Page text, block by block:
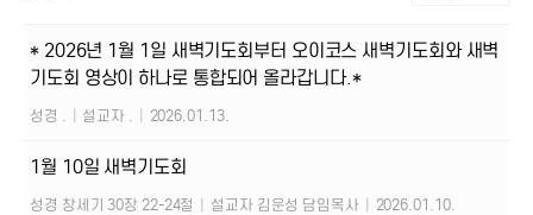
* 2026년 1월 1일 새벽기도회부터 오이코스 새벽기도회와 새벽
기도회 영상이 하나로 통합되어 올라갑니다.*
성경 . 설교자 . 2026.01.13.
1월 10일 새벽기도회
성경 창세기 30장 22-24절 설교자 김운성 담임목사 2026.01.10.